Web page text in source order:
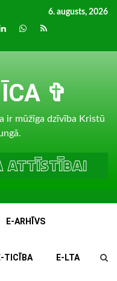
6. augusts, 2026
whatsapp
RSS
✞
ir mūžīga dzīvība Kristū
E-ARHĪVS
TICĪBA E-LTA